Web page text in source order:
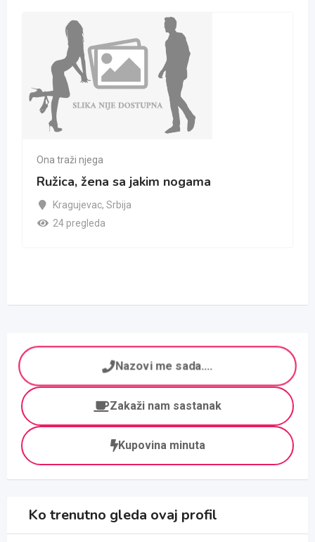
Ona traži njega
Ružica, žena sa jakim nogama
Kragujevac, Srbija
24 pregleda
Nazovi me sada....
Zakaži nam sastanak
Kupovina minuta
Ko trenutno gleda ovaj profil